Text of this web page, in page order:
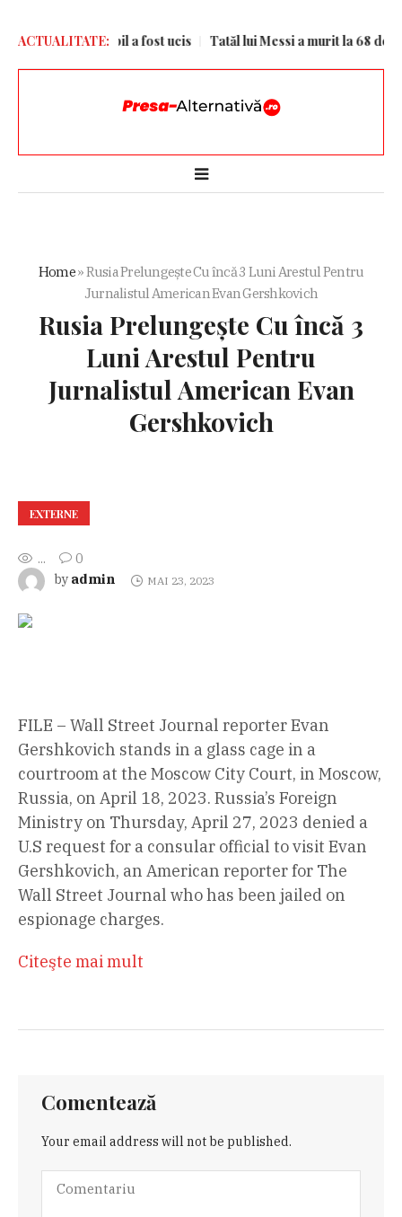
ACTUALITATE:
Kiev. Un copil a fost ucis Tatăl lui Messi a murit la 68 de ani
Home»Rusia Prelungește Cu încă 3 Luni Arestul Pentru
Jurnalistul American Evan Gershkovich
Rusia Prelungește Cu încă 3
Luni Arestul Pentru
Jurnalistul American Evan
Gershkovich
EXTERNE
...
0
by admin MAI 23, 2023
FILE – Wall Street Journal reporter Evan
Gershkovich stands in a glass cage in a
courtroom at the Moscow City Court, in Moscow,
Russia, on April 18, 2023. Russia’s Foreign
Ministry on Thursday, April 27, 2023 denied a
U.S request for a consular official to visit Evan
Gershkovich, an American reporter for The
Wall Street Journal who has been jailed on
espionage charges.
Citeşte mai mult
Comentează
Your email address will not be published.